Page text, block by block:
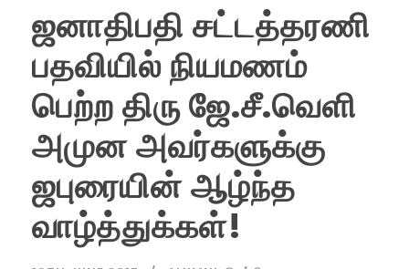
ஜனாதிபதி சட்டத்தரணி
பதவியில் நியமணம்
பெற்ற திரு ஜே.சீ.வெளி
அமுன அவர்களுக்கு
ஜபுரையின் ஆழ்ந்த
வாழ்த்துக்கள்!